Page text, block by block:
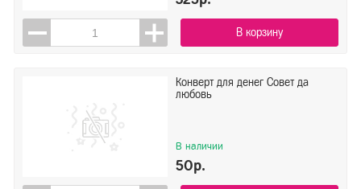
В корзину
Конверт для денег Совет да
любовь
В наличии
50р.